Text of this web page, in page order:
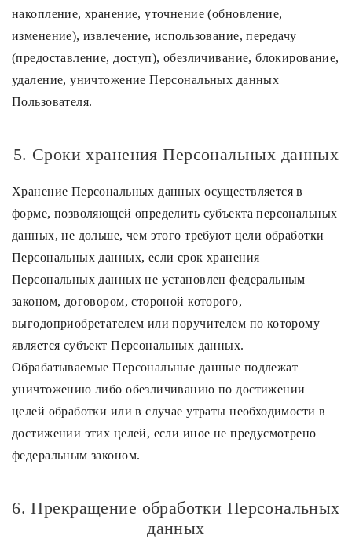
накопление, хранение, уточнение (обновление,
изменение), извлечение, использование, передачу
(предоставление, доступ), обезличивание, блокирование,
удаление, уничтожение Персональных данных
Пользователя.
5. Сроки хранения Персональных данных
Хранение Персональных данных осуществляется в
форме, позволяющей определить субъекта персональных
данных, не дольше, чем этого требуют цели обработки
Персональных данных, если срок хранения
Персональных данных не установлен федеральным
законом, договором, стороной которого,
выгодоприобретателем или поручителем по которому
является субъект Персональных данных.
Обрабатываемые Персональные данные подлежат
уничтожению либо обезличиванию по достижении
целей обработки или в случае утраты необходимости в
достижении этих целей, если иное не предусмотрено
федеральным законом.
6. Прекращение обработки Персональных
данных